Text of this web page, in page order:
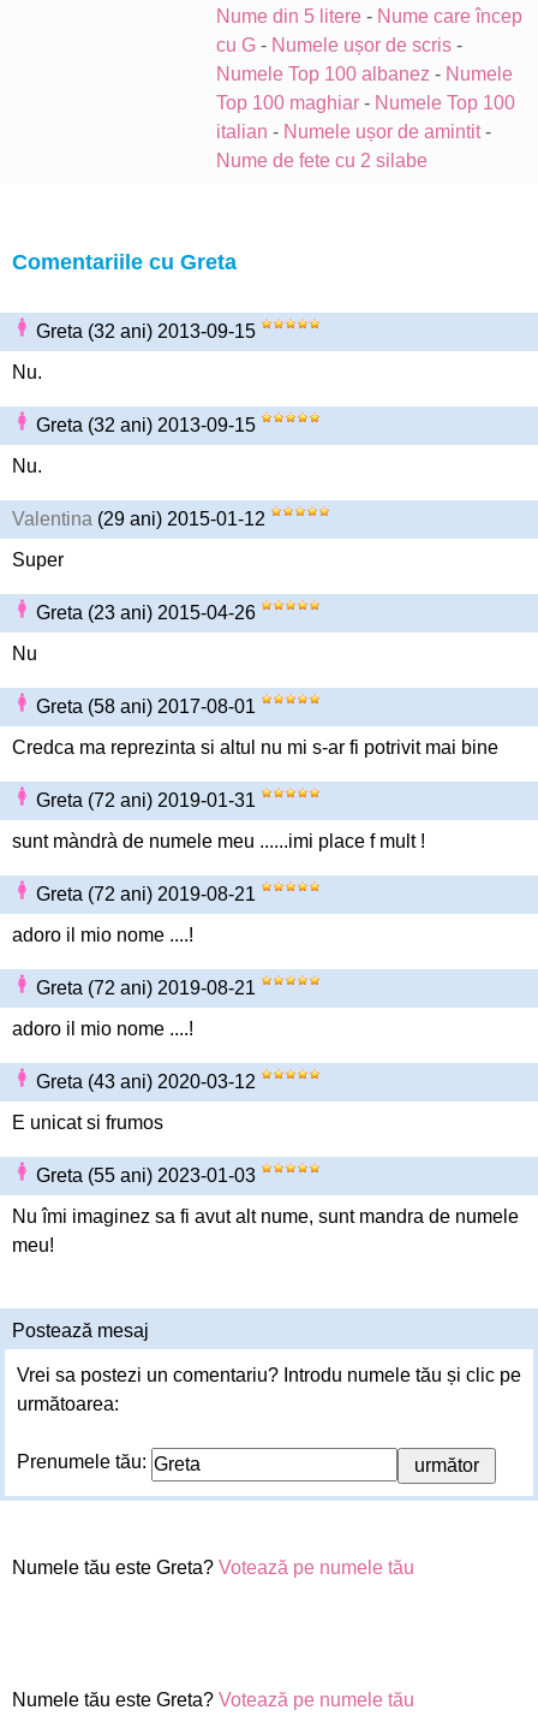
Nume din 5 litere - Nume care încep
cu G - Numele ușor de scris -
Numele Top 100 albanez - Numele
Top 100 maghiar - Numele Top 100
italian - Numele ușor de amintit-
Nume de fete cu 2 silabe
Comentariile cu Greta
Greta (32 ani) 2013-09-15
Nu.
Greta (32 ani) 2013-09-15
Nu.
Valentina (29 ani) 2015-01-12
Super
Greta (23 ani) 2015-04-26
Nu
Greta (58 ani) 2017-08-01
Credca ma reprezinta si altul nu mi s-ar fi potrivit mai bine
Greta (72 ani) 2019-01-31
sunt màndrà de numele meu ......imi place f mult !
Greta (72 ani) 2019-08-21
adoro il mio nome ....!
Greta (72 ani) 2019-08-21
adoro il mio nome ....!
Greta (43 ani) 2020-03-12
E unicat si frumos
Greta (55 ani) 2023-01-03
Nu îmi imaginez sa fi avut alt nume, sunt mandra de numele
meu!
Postează mesaj
Vrei sa postezi un comentariu? Introdu numele tău și clic pe
următoarea:
Prenumele tău:
Numele tău este Greta? Votează pe numele tău
Numele tău este Greta? Votează pe numele tău